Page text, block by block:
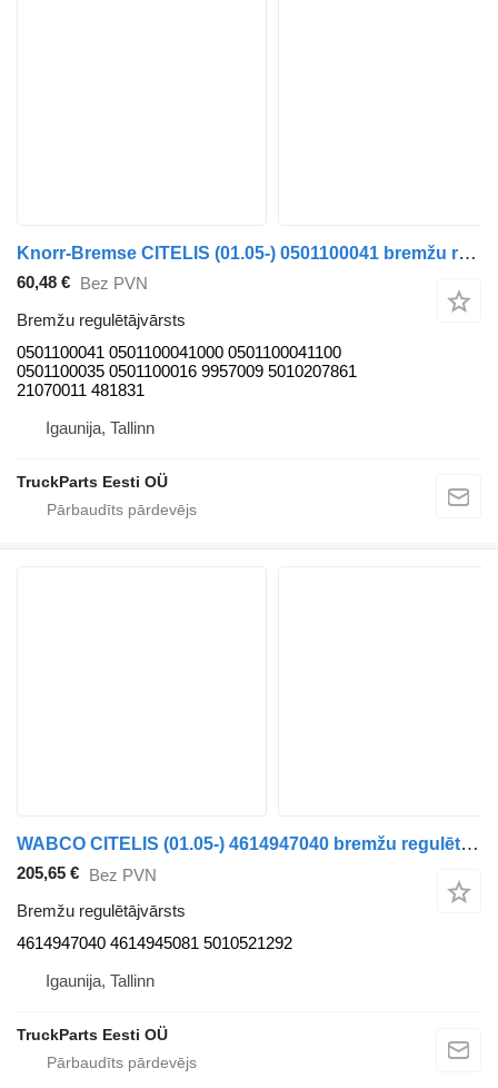
Knorr-Bremse CITELIS (01.05-) 0501100041 bremžu regulētājvārsts paredzēts Irisbus Access, Evadys, Axer, Karosa, Recreo, Domino, Agora, Citelis, Eurorider (1999-) autobusa
60,48 € Bez PVN
Bremžu regulētājvārsts
0501100041 0501100041000 0501100041100
0501100035 0501100016 9957009 5010207861
21070011 481831
Igaunija, Tallinn
TruckParts Eesti OÜ
WABCO CITELIS (01.05-) 4614947040 bremžu regulētājvārsts paredzēts Irisbus Access, Evadys, Axer, Karosa, Recreo, Domino, Agora, Citelis, Eurorider (1999-) autobusa
205,65 € Bez PVN
Bremžu regulētājvārsts
4614947040 4614945081 5010521292
Igaunija, Tallinn
TruckParts Eesti OÜ